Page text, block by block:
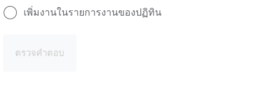
เพิ่มงานในรายการงานของปฏิทิน
ตรวจคำตอบ